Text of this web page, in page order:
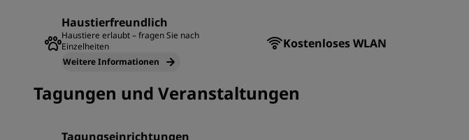
Haustierfreundlich
Haustiere erlaubt – fragen Sie nach
Einzelheiten
Weitere Informationen
Kostenloses WLAN
Tagungen und Veranstaltungen
Tagungseinrichtungen